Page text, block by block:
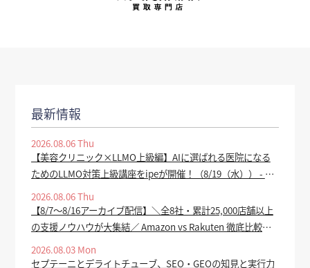
最新情報
2026.08.06 Thu
【美容クリニック×LLMO上級編】AIに選ばれる医院になる
ためのLLMO対策上級講座をipeが開催！（8/19（水）） - PR
2026.08.06 Thu
【8/7～8/16アーカイブ配信】＼全8社・累計25,000店舗以上
の支援ノウハウが大集結／ Amazon vs Rakuten 徹底比較
告・セール対策 ー - ECのミカタ
2026.08.03 Mon
セプテーニとデライトチューブ、SEO・GEOの知見と実行力